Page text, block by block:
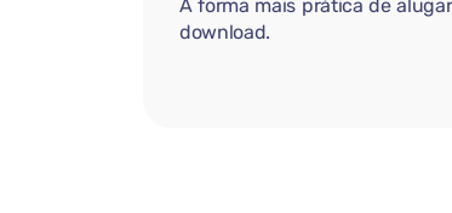
A forma mais prática de
download.